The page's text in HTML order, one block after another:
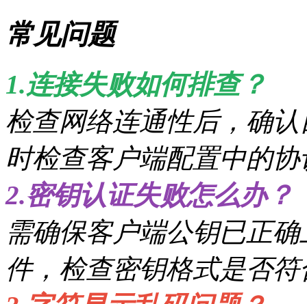
常见问题
1.连接失败如何排查？
检查网络连通性后，确
时检查客户端配置中的
2.密钥认证失败怎么办？
需确保客户端公钥已正确
件，检查密钥格式是否符